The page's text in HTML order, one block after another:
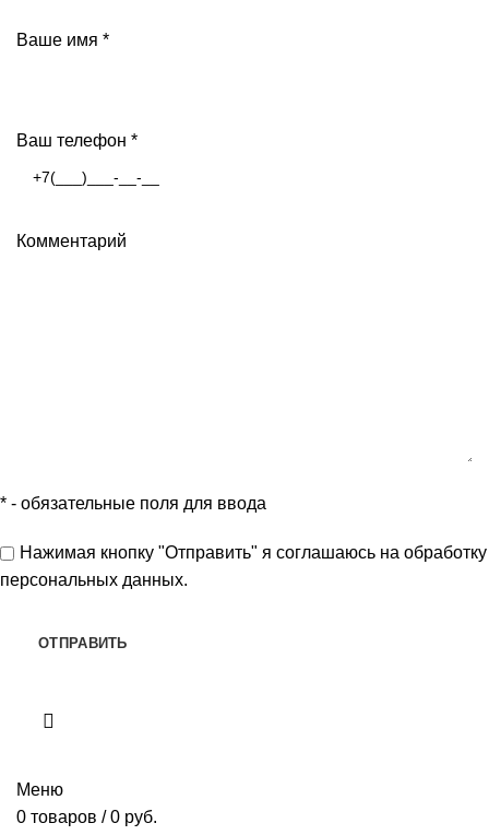
Ваше имя *
Ваш телефон *
Комментарий
* - обязательные поля для ввода
Нажимая кнопку "Отправить" я соглашаюсь на обработку
персональных данных.
Меню
0 товаров / 0 руб.